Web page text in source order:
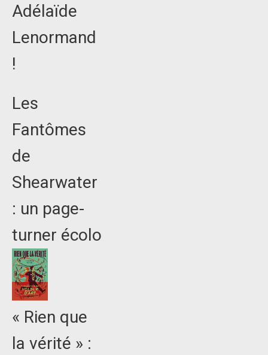
Adélaïde
Lenormand
!
Les
Fantômes
de
Shearwater
: un page-
turner écolo
« Rien que
la vérité » :